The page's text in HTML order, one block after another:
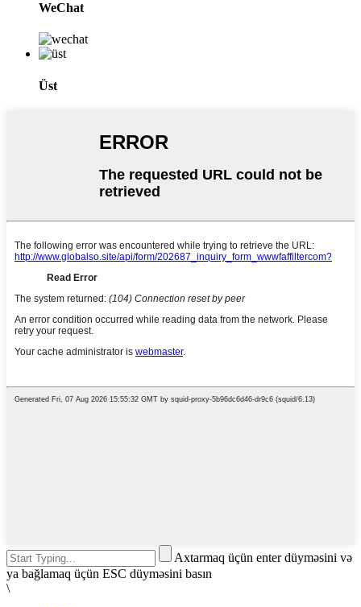
WeChat
Üst
Axtarmaq üçün enter düyməsini və
ya bağlamaq üçün ESC düyməsini basın
\